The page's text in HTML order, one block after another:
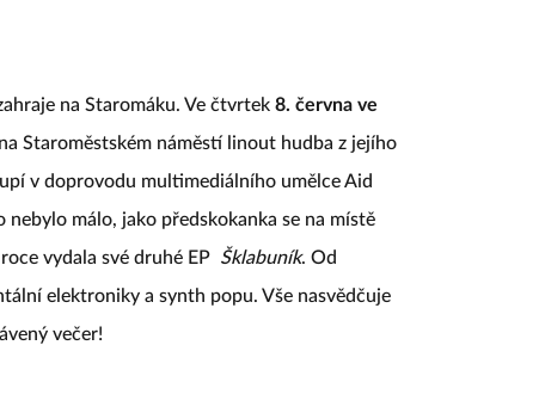
na Staromáku. Ve čtvrtek 8. června ve
Staroměstském náměstí linout hudba z jejího
v doprovodu multimediálního umělce Aid
málo, jako předskokanka se na místě
vydala své druhé EP Šklabuník. Od
elektroniky a synth popu. Vše nasvědčuje
večer!